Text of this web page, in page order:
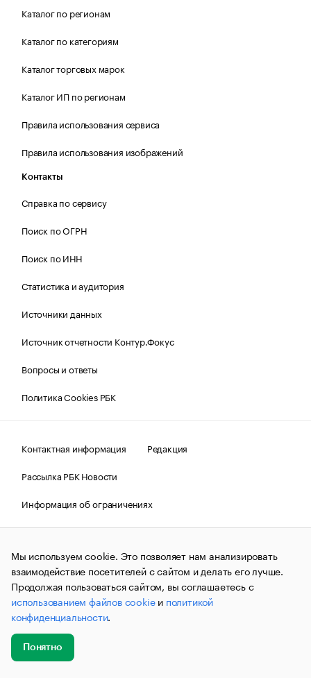
Каталог по регионам
Каталог по категориям
Каталог торговых марок
Каталог ИП по регионам
Правила использования сервиса
Правила использования изображений
Контакты
Справка по сервису
Поиск по ОГРН
Поиск по ИНН
Статистика и аудитория
Источники данных
Источник отчетности Контур.Фокус
Вопросы и ответы
Политика Cookies РБК
Контактная информация
Редакция
Рассылка РБК Новости
Информация об ограничениях
Правовая информация
О соблюдении авторских прав
© АО «РОСБИЗНЕСКОНСАЛТИНГ»,1995–2026.Сообщения
и материалы информационного агентства «РБК»
(зарегистрировано Федеральной службой по надзору в сфере
связи, информационных технологий и массовых
коммуникаций (Роскомнадзор) 09.12.2015 за номером ИА
№ФС77-63848) сопровождаются пометкой «РБК». Отдельные
публикации могут содержать информацию,
не предназначенную для пользователей
до 18 лет.
Мы используем cookie. Это позволяет нам анализировать
взаимодействие посетителей с сайтом и делать его лучше.
Продолжая пользоваться сайтом, вы соглашаетесь с
использованием файлов cookieи политикой
конфиденциальности.
Понятно